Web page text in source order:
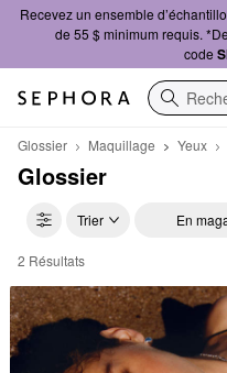
Recevez un ensemble
de 55 $ minimum requis.
code
Recherche
Glossier Maquillage Yeux
Glossier
Trier En
Glossier Sourcils
2 Résultats